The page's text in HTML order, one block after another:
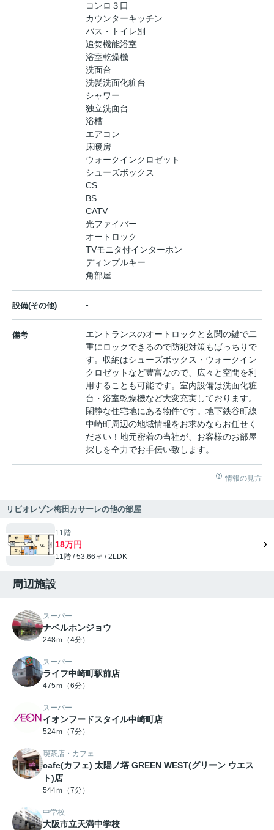
コンロ３口
カウンターキッチン
バス・トイレ別
追焚機能浴室
浴室乾燥機
洗面台
洗髪洗面化粧台
シャワー
独立洗面台
浴槽
エアコン
床暖房
ウォークインクロゼット
シューズボックス
CS
BS
CATV
光ファイバー
オートロック
TVモニタ付インターホン
ディンプルキー
角部屋
設備(その他) -
備考
エントランスのオートロックと玄関の鍵で二
重にロックできるので防犯対策もばっちりで
す。収納はシューズボックス・ウォークイン
クロゼットなど豊富なので、広々と空間を利
用することも可能です。室内設備は洗面化粧
台・浴室乾燥機など大変充実しております。
閑静な住宅地にある物件です。地下鉄谷町線
中崎町周辺の地域情報をお求めならお任せく
ださい！地元密着の当社が、お客様のお部屋
探しを全力でお手伝い致します。
情報の見方
リビオレゾン梅田カサーレの他の部屋
11階
18万円
11階 / 53.66㎡ / 2LDK
周辺施設
スーパー
ナベルホンジョウ
248ｍ（4分）
スーパー
ライフ中崎町駅前店
475ｍ（6分）
スーパー
イオンフードスタイル中崎町店
524ｍ（7分）
喫茶店・カフェ
cafe(カフェ) 太陽ノ塔 GREEN WEST(グリーン ウエス
ト)店
544ｍ（7分）
中学校
大阪市立天満中学校